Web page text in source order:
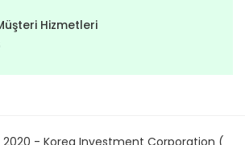
Hizmetleri
- Korea Investment Corporation (